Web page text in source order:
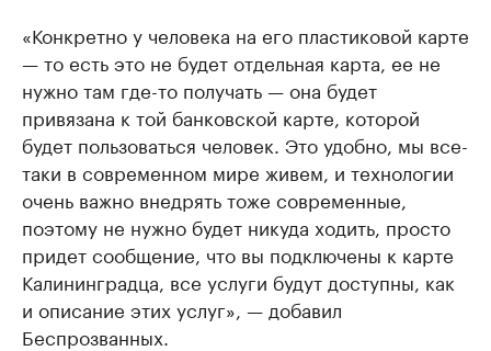
«Конкретно у человека на его пластиковой карте
— то есть это не будет отдельная карта, ее не
нужно там где-то получать — она будет
привязана к той банковской карте, которой
будет пользоваться человек. Это удобно, мы все-
таки в современном мире живем, и технологии
очень важно внедрять тоже современные,
поэтому не нужно будет никуда ходить, просто
придет сообщение, что вы подключены к карте
Калининградца, все услуги будут доступны, как
и описание этих услуг», — добавил
Беспрозванных.